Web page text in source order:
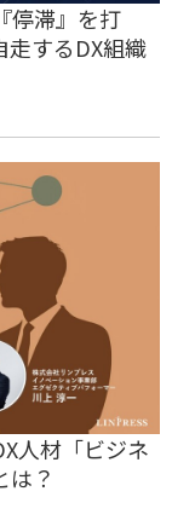
停滞』を打
するDX組織
人材「ビジネ
は？